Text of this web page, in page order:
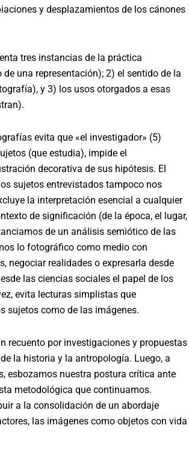
y desplazamientos de los cánones
tres instancias de la práctica
una representación); 2) el sentido de la
y 3) los usos otorgados a esas
evita que «el investigador» (5)
(que estudia), impide el
decorativa de sus hipótesis. El
sujetos entrevistados tampoco nos
la interpretación esencial a cualquier
de significación (de la época, el lugar,
de un análisis semiótico de las
lo fotográfico como medio con
negociar realidades o expresarla desde
las ciencias sociales el papel de los
evita lecturas simplistas que
sujetos como de las imágenes.
recuento por investigaciones y propuestas
la historia y la antropología. Luego, a
esbozamos nuestra postura crítica ante
metodológica que continuamos.
a la consolidación de un abordaje
las imágenes como objetos con vida